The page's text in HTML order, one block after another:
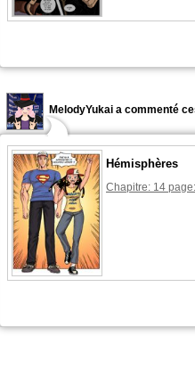
MelodyYukai a commenté
Hémisphères
Chapitre: 14